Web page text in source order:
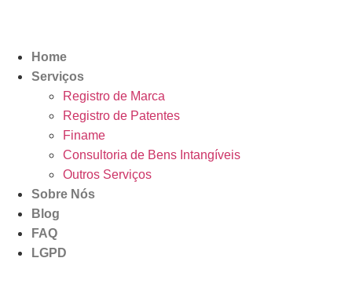
Home
Serviços
Registro de Marca
Registro de Patentes
Finame
Consultoria de Bens Intangíveis
Outros Serviços
Sobre Nós
Blog
FAQ
LGPD